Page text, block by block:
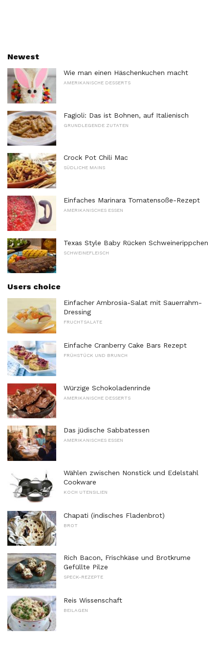
Newest
Wie man einen Häschenkuchen macht
AMERIKANISCHE DESSERTS
Fagioli: Das ist Bohnen, auf Italienisch
GRUNDLEGENDE ZUTATEN
Crock Pot Chili Mac
SÜDLICHE MAINS
Einfaches Marinara Tomatensoße-Rezept
AMERIKANISCHES ESSEN
Texas Style Baby Rücken Schweinerippchen
SCHWEINEFLEISCH
Users choice
Einfacher Ambrosia-Salat mit Sauerrahm-
Dressing
FRUCHTSALATE
Einfache Cranberry Cake Bars Rezept
FRÜHSTÜCK UND BRUNCH
Würzige Schokoladenrinde
AMERIKANISCHE DESSERTS
Das jüdische Sabbatessen
AMERIKANISCHES ESSEN
Wählen zwischen Nonstick und Edelstahl
Cookware
KOCH UTENSILIEN
Chapati (indisches Fladenbrot)
BROT
Rich Bacon, Frischkäse und Brotkrume
Gefüllte Pilze
SPECK-REZEPTE
Reis Wissenschaft
BEILAGEN